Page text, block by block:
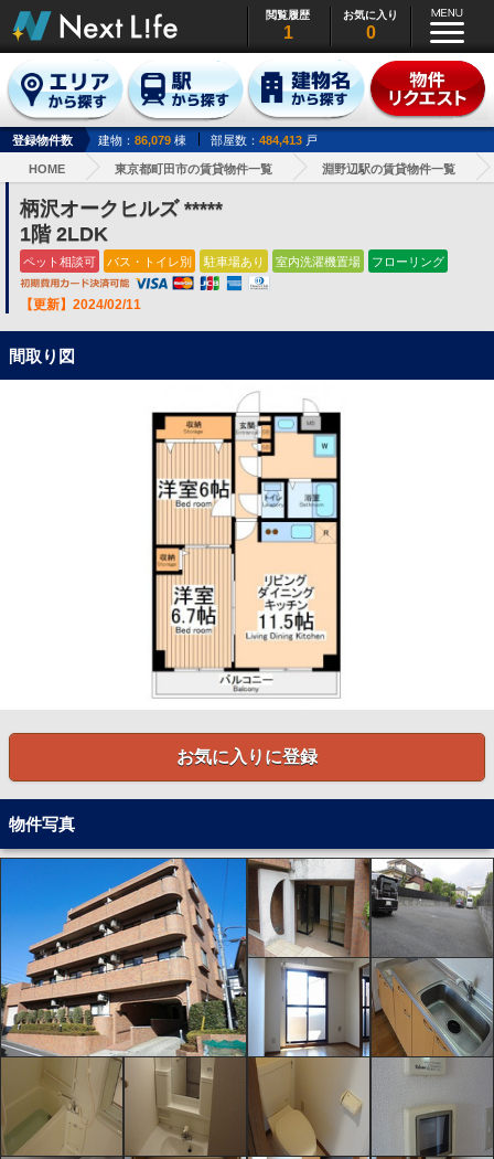
閲覧履歴
1
お気に入り
0
登録物件数 建物： 86,079 棟 部屋数： 484,413 戸
HOME 東京都町田市の賃貸物件一覧 淵野辺駅の賃貸物件一覧
柄沢オークヒルズ *****
1階 2LDK
ペット相談可 バス・トイレ別 駐車場あり 室内洗濯機置場 フローリング
【更新】2024/02/11
間取り図
お気に入りに登録
物件写真